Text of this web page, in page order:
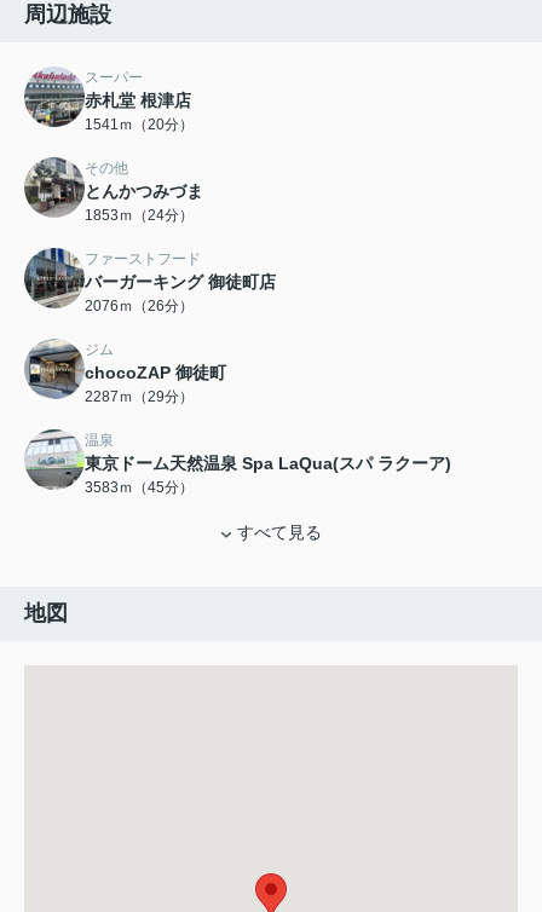
周辺施設
スーパー
赤札堂 根津店
1541ｍ（20分）
その他
とんかつみづま
1853ｍ（24分）
ファーストフード
バーガーキング 御徒町店
2076ｍ（26分）
ジム
chocoZAP 御徒町
2287ｍ（29分）
温泉
東京ドーム天然温泉 Spa LaQua(スパ ラクーア)
3583ｍ（45分）
すべて見る
地図